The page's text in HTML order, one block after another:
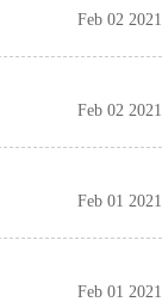
Feb 02 2021
Feb 02 2021
Feb 01 2021
Feb 01 2021